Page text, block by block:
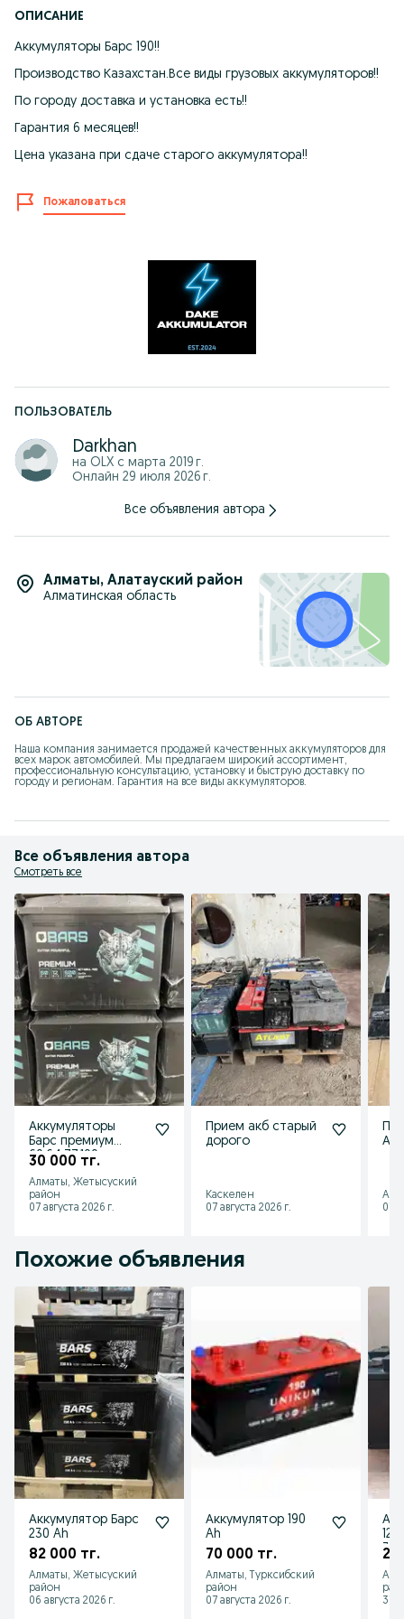
ОПИСАНИЕ
Аккумуляторы Барс 190!!
Производство Казахстан.Все виды грузовых аккумуляторов!!
По городу доставка и установка есть!!
Гарантия 6 месяцев!!
Цена указана при сдаче старого аккумулятора!!
Пожаловаться
ПОЛЬЗОВАТЕЛЬ
Darkhan
на OLX с марта 2019 г.
Онлайн 29 июля 2026 г.
Все объявления автора
Алматы, Алатауский район
Алматинская область
ОБ АВТОРЕ
Наша компания занимается продажей качественных аккумуляторов для
всех марок автомобилей. Мы предлагаем широкий ассортимент,
профессиональную консультацию, установку и быструю доставку по
городу и регионам. Гарантия на все виды аккумуляторов.
Все объявления автора
Смотреть все
Аккумуляторы
Барс премиум
60,64,77,100
30 000 тг.
Алматы, Жетысуский
район
07 августа 2026 г.
Прием акб старый
дорого
Каскелен
07 августа 2026 г.
07
Похожие объявления
Аккумулятор Барс
230 Ah
82 000 тг.
Алматы, Жетысуский
район
06 августа 2026 г.
Аккумулятор 190
Ah
70 000 тг.
Алматы, Турксибский
район
07 августа 2026 г.
25
31